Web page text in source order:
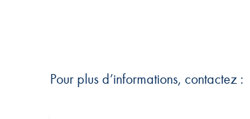
Pour plus d’informations, contactez :